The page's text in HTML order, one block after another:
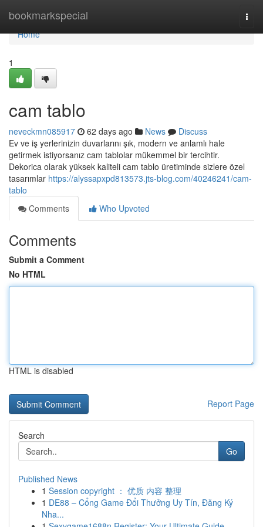
bookmarkspecial
Home
Home
1
cam tablo
neveckmn085917 62 days ago News
Discuss
Ev ve iş yerlerinizin duvarlarını şık, modern ve anlamlı hale
getirmek istiyorsanız cam tablolar mükemmel bir tercihtir.
Dekorica olarak yüksek kaliteli cam tablo üretiminde sizlere özel
tasarımlar https://alyssapxpd813573.jts-blog.com/40246241/cam-
tablo
Comments
Who Upvoted
Comments
Submit a Comment
No HTML
HTML is disabled
Report Page
Search
Go
Published News
1 Session copyright ： 优质 内容 整理
1 DE88 – Cổng Game Đổi Thưởng Uy Tín, Đăng Ký
Nha...